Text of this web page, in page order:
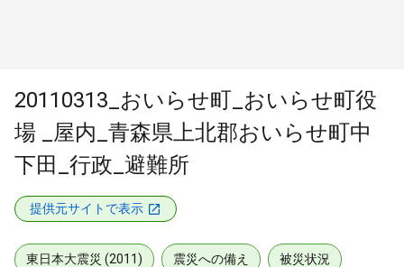
20110313_おいらせ町_おいらせ町役
場 _屋内_青森県上北郡おいらせ町中
下田_行政_避難所
提供元サイトで表示
東日本大震災 (2011) 震災への備え 被災状況